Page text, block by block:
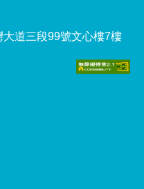
道三段99號文心樓7樓